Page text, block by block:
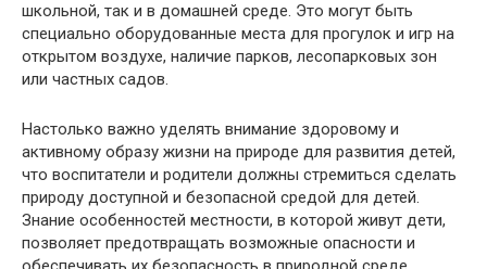
школьной, так и в домашней среде. Это могут быть
специально оборудованные места для прогулок и игр на
открытом воздухе, наличие парков, лесопарковых зон
или частных садов.
Настолько важно уделять внимание здоровому и
активному образу жизни на природе для развития детей,
что воспитатели и родители должны стремиться сделать
природу доступной и безопасной средой для детей.
Знание особенностей местности, в которой живут дети,
позволяет предотвращать возможные опасности и